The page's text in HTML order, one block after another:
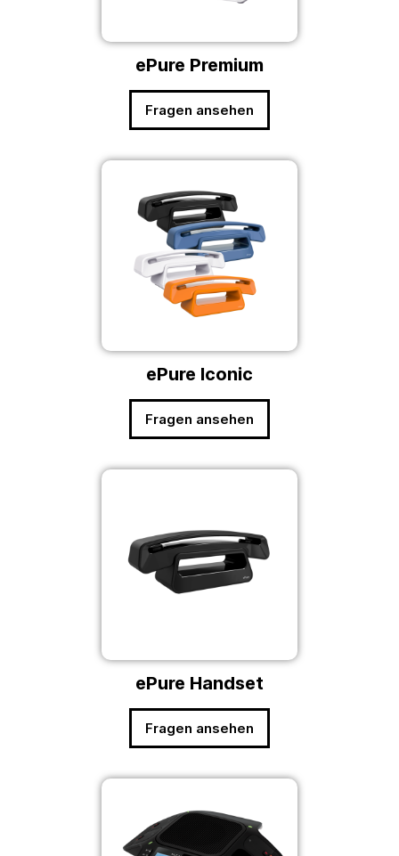
ePure Premium
Fragen ansehen
ePure Iconic
Fragen ansehen
ePure Handset
Fragen ansehen